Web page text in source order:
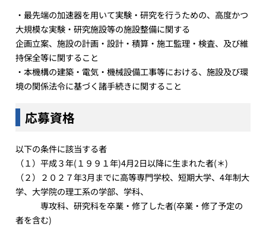
・最先端の加速器を用いて実験・研究を行うための、高度かつ
大規模な実験・研究施設等の施設整備に関する
企画立案、施設の計画・設計・積算・施工監理・検査、及び維
持保全等に関すること
・本機構の建築・電気・機械設備工事等における、施設及び環
境の関係法令に基づく諸手続きに関すること
応募資格
以下の条件に該当する者
（１）平成３年(１９９１年)4月2日以降に生まれた者(＊)
（２）２０２７年3月までに高等専門学校、短期大学、4年制大
学、大学院の理工系の学部、学科、
専攻科、研究科を卒業・修了した者(卒業・修了予定の
者を含む)